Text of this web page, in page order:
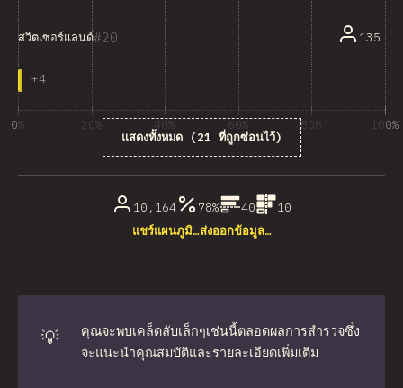
20
สวิตเซอร์แลนด์
+4
135
แสดงทั้งหมด (21 ที่ถูกซ่อนไว้)
0% 20% 40% 60% 80% 100%
10,164 78% 40
10
แชร์แผนภูมิ…ส่งออกข้อมูล…
💡
คุณจะพบเคล็ดลับเล็กๆเช่นนี้ตลอดผลการสำรวจซึ่ง
จะแนะนำคุณสมบัติและรายละเอียดเพิ่มเติม